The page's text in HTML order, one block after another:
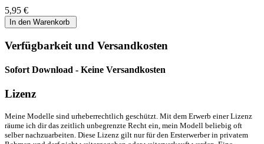
5,95 €
Verfügbarkeit und Versandkosten
Sofort Download - Keine Versandkosten
Lizenz
Meine Modelle sind urheberrechtlich geschützt. Mit dem Erwerb einer Lizenz
räume ich dir das zeitlich unbegrenzte Recht ein, mein Modell beliebig oft
selber nachzuarbeiten. Diese Lizenz gilt nur für den Ersterwerber in privatem